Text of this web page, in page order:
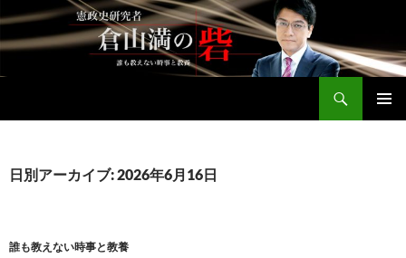
テ
ン
へ
ッ
日別アーカイブ: 2026年6月16日
誰も教えない時事と教養